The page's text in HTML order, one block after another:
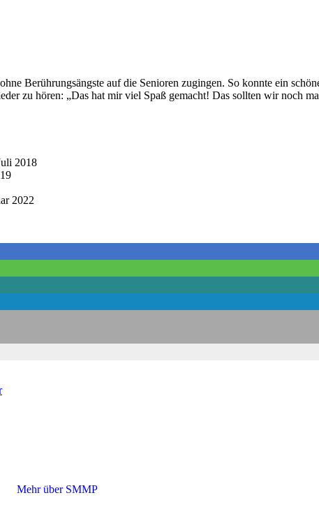
Berührungsängste auf die Senioren zugingen. So konnte ein
zu hören: „Das hat mir viel Spaß gemacht! Das sollten wir noch
2018
2022
Mehr über SMMP